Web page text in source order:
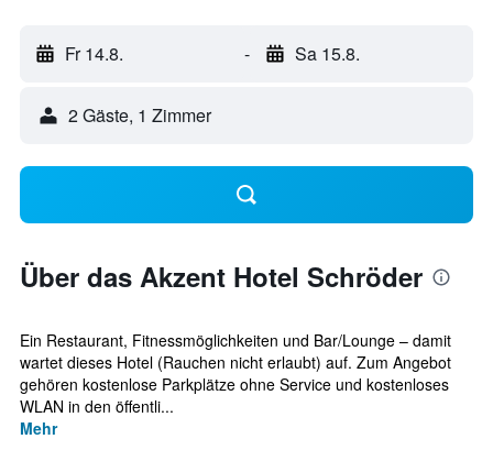
Fr 14.8. - Sa 15.8.
2 Gäste, 1 Zimmer
Über das Akzent Hotel Schröder
Ein Restaurant, Fitnessmöglichkeiten und Bar/Lounge – damit
wartet dieses Hotel (Rauchen nicht erlaubt) auf. Zum Angebot
gehören kostenlose Parkplätze ohne Service und kostenloses
WLAN in den öffentli...
Mehr